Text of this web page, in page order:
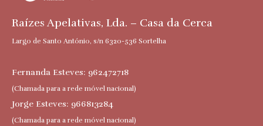
Raízes Apelativas, Lda. – Casa da Cerca
Largo de Santo António, s/n 6320-536 Sortelha
Fernanda Esteves: 962472718
(Chamada para a rede móvel nacional)
Jorge Esteves: 966813284
(Chamada para a rede móvel nacional)